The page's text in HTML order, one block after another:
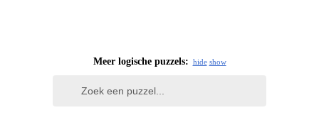
Meer logische puzzels: hide show